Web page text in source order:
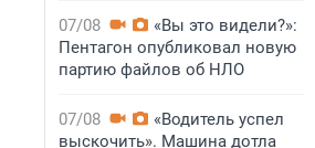
07/08
«Вы это видели?»:
Пентагон опубликовал новую
партию файлов об НЛО
07/08
«Водитель успел
выскочить». Машина дотла